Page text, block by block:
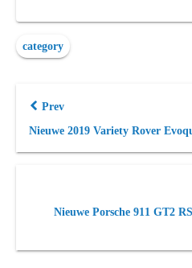
category
Prev
Nieuwe 2019 Variety Rover
Nieuwe Porsche 911 GT2